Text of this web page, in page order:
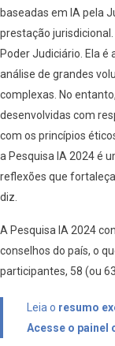
baseadas em IA pela
prestação
Poder Judiciário. Ela
análise de grandes
complexas. No
desenvolvidas com
com os princípios
a Pesquisa IA 2024 é
reflexões que
diz.
A Pesquisa IA 2024
conselhos do país, o
participantes, 58 (ou
Leia o resumo
Acesse o painel